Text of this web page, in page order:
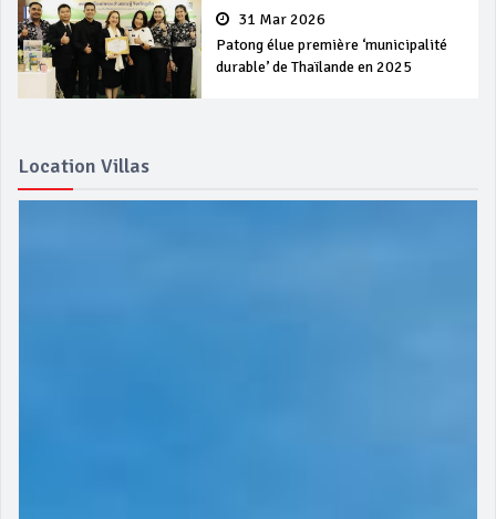
31 Mar 2026
Patong élue première ‘municipalité
durable’ de Thaïlande en 2025
Location Villas